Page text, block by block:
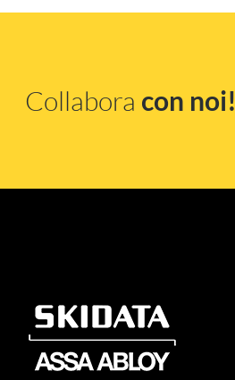
Collabora con noi!